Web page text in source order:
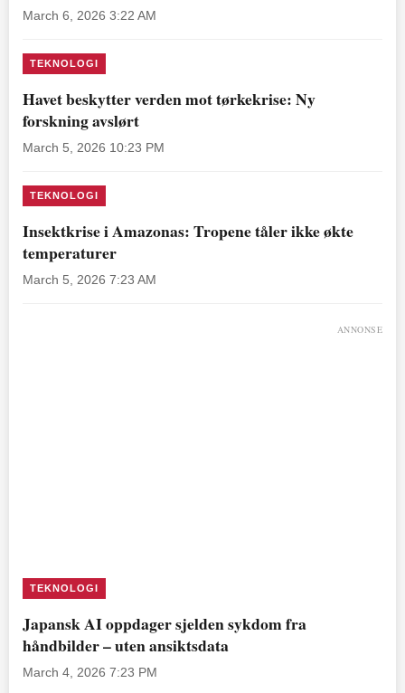
March 6, 2026 3:22 AM
TEKNOLOGI
Havet beskytter verden mot tørkekrise: Ny
forskning avslørt
March 5, 2026 10:23 PM
TEKNOLOGI
Insektkrise i Amazonas: Tropene tåler ikke økte
temperaturer
March 5, 2026 7:23 AM
ANNONSE
TEKNOLOGI
Japansk AI oppdager sjelden sykdom fra
håndbilder – uten ansiktsdata
March 4, 2026 7:23 PM